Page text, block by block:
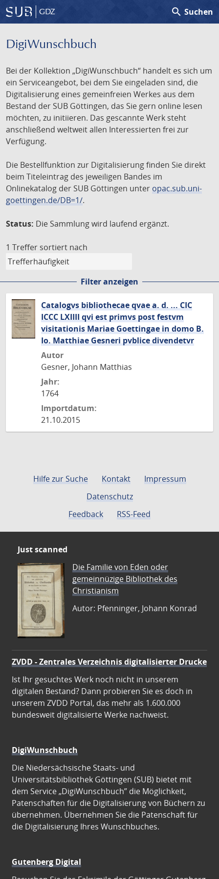
GDZ search Suchen
DigiWunschbuch
Bei der Kollektion „DigiWunschbuch“ handelt es sich um
ein Serviceangebot, bei dem Sie eingeladen sind, die
Digitalisierung eines gemeinfreien Werkes aus dem
Bestand der SUB Göttingen, das Sie gern online lesen
möchten, zu initiieren. Das gescannte Werk steht
anschließend weltweit allen Interessierten frei zur
Verfügung.
Die Bestellfunktion zur Digitalisierung finden Sie direkt
beim Titeleintrag des jeweiligen Bandes im
Onlinekatalog der SUB Göttingen unter opac.sub.uni-
goettingen.de/DB=1/.
Status: Die Sammlung wird laufend ergänzt.
1 Treffer sortiert nach
Filter anzeigen
Catalogvs bibliothecae qvae a. d. ... CIC
ICCC LXIIII qvi est primvs post festvm
visitationis Mariae Goettingae in domo B.
Io. Matthiae Gesneri pvblice divendetvr
Autor
Gesner, Johann Matthias
Jahr:
1764
Importdatum:
21.10.2015
Hilfe zur Suche Kontakt
Impressum
Datenschutz
Feedback
RSS-Feed
Just scanned
Die Familie von Eden oder
gemeinnüzige Bibliothek des
Christianism
Autor: Pfenninger, Johann Konrad
ZVDD - Zentrales Verzeichnis digitalisierter Drucke
Ist Ihr gesuchtes Werk noch nicht in unserem
digitalen Bestand? Dann probieren Sie es doch in
unserem ZVDD Portal, das mehr als 1.600.000
bundesweit digitalisierte Werke nachweist.
DigiWunschbuch
Die Niedersächsische Staats- und
Universitätsbibliothek Göttingen (SUB) bietet mit
dem Service „DigiWunschbuch” die Möglichkeit,
Patenschaften für die Digitalisierung von Büchern zu
übernehmen. Übernehmen Sie die Patenschaft für
die Digitalisierung Ihres Wunschbuches.
Gutenberg Digital